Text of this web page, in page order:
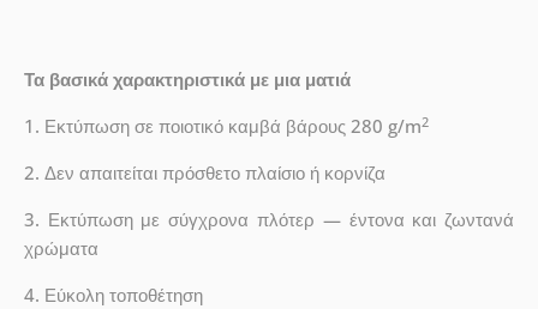
Τα βασικά χαρακτηριστικά με μια ματιά
1. Εκτύπωση σε ποιοτικό καμβά βάρους 280 g/m2
2. Δεν απαιτείται πρόσθετο πλαίσιο ή κορνίζα
3. Εκτύπωση με σύγχρονα πλότερ — έντονα και ζωντανά
χρώματα
4. Εύκολη τοποθέτηση